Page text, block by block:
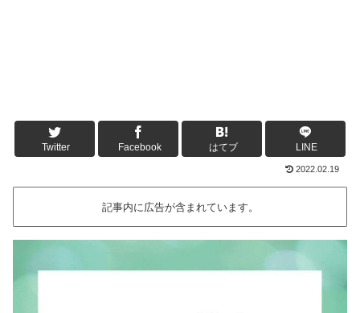
Twitter Facebook はてブ LINE
2022.02.19
記事内に広告が含まれています。